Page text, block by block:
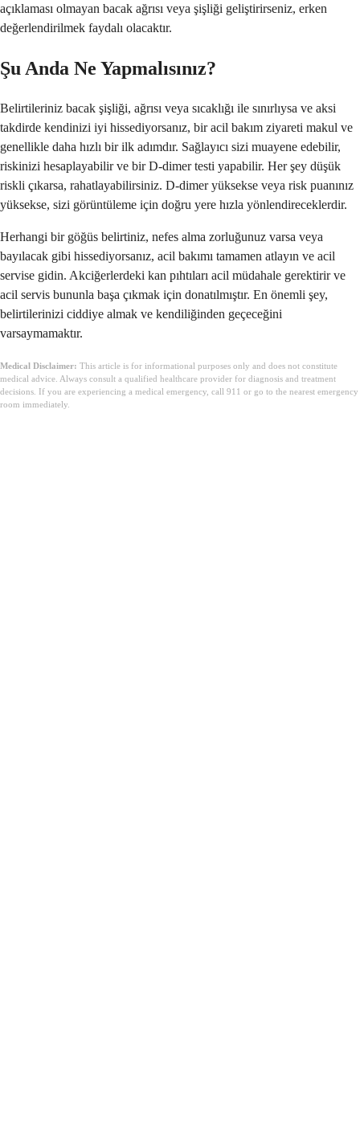
açıklaması olmayan bacak ağrısı veya şişliği geliştirirseniz, erken
değerlendirilmek faydalı olacaktır.
Şu Anda Ne Yapmalısınız?
Belirtileriniz bacak şişliği, ağrısı veya sıcaklığı ile sınırlıysa ve aksi
takdirde kendinizi iyi hissediyorsanız, bir acil bakım ziyareti makul ve
genellikle daha hızlı bir ilk adımdır. Sağlayıcı sizi muayene edebilir,
riskinizi hesaplayabilir ve bir D-dimer testi yapabilir. Her şey düşük
riskli çıkarsa, rahatlayabilirsiniz. D-dimer yüksekse veya risk puanınız
yüksekse, sizi görüntüleme için doğru yere hızla yönlendireceklerdir.
Herhangi bir göğüs belirtiniz, nefes alma zorluğunuz varsa veya
bayılacak gibi hissediyorsanız, acil bakımı tamamen atlayın ve acil
servise gidin. Akciğerlerdeki kan pıhtıları acil müdahale gerektirir ve
acil servis bununla başa çıkmak için donatılmıştır. En önemli şey,
belirtilerinizi ciddiye almak ve kendiliğinden geçeceğini
varsaymamaktır.
Medical Disclaimer: This article is for informational purposes only and does not constitute
medical advice. Always consult a qualified healthcare provider for diagnosis and treatment
decisions. If you are experiencing a medical emergency, call 911 or go to the nearest emergency
room immediately.